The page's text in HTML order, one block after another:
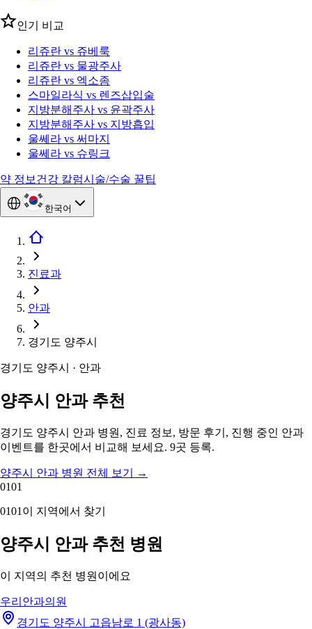
인기 비교
리쥬란 vs 쥬베룩
리쥬란 vs 물광주사
리쥬란 vs 엑소좀
스마일라식 vs 렌즈삽입술
지방분해주사 vs 윤곽주사
지방분해주사 vs 지방흡입
울쎄라 vs 써마지
울쎄라 vs 슈링크
약 정보 건강 칼럼시술/수술 꿀팁
한국어
진료과
안과
경기도 양주시
경기도 양주시 · 안과
양주시 안과 추천
경기도 양주시 안과 병원, 진료 정보, 방문 후기, 진행 중인 안과
이벤트를 한곳에서 비교해 보세요. 9곳 등록.
양주시 안과 병원 전체 보기
→
0101
0101 이 지역에서 찾기
양주시 안과 추천 병원
이 지역의 추천 병원이에요
우리안과의원
경기도 양주시 고읍남로 1 (광사동)